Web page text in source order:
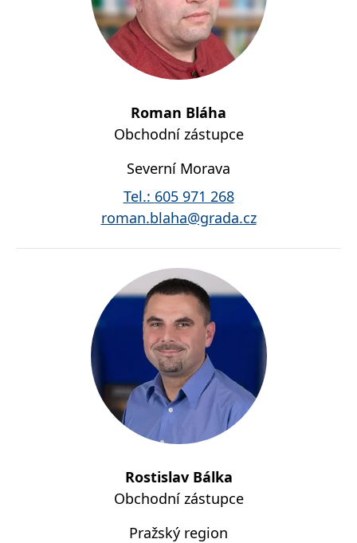
Roman Bláha
Obchodní zástupce
Severní Morava
Tel.: 605 971 268
roman.blaha@grada.cz
Rostislav Bálka
Obchodní zástupce
Pražský region